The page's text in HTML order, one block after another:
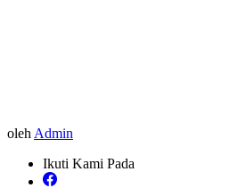
oleh Admin
Ikuti Kami Pada